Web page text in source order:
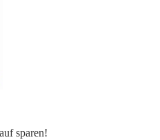
sparen!